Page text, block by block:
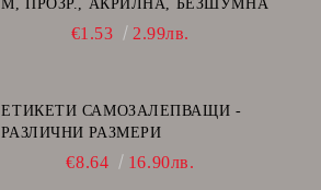
Μ, ПРОЗР., АКРИЛНА, БЕЗШУМНА
€1.53 2.99лв.
ЕТИКЕТИ САМОЗАЛЕПВАЩИ -
РАЗЛИЧНИ РАЗМЕРИ
€8.64 16.90лв.